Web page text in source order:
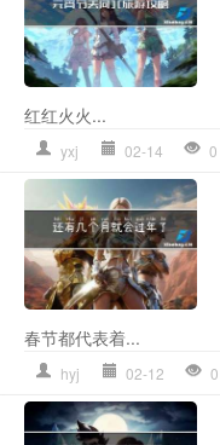
红红火火...
yxj 02-14 0
春节都代表着...
hyj 02-12 0